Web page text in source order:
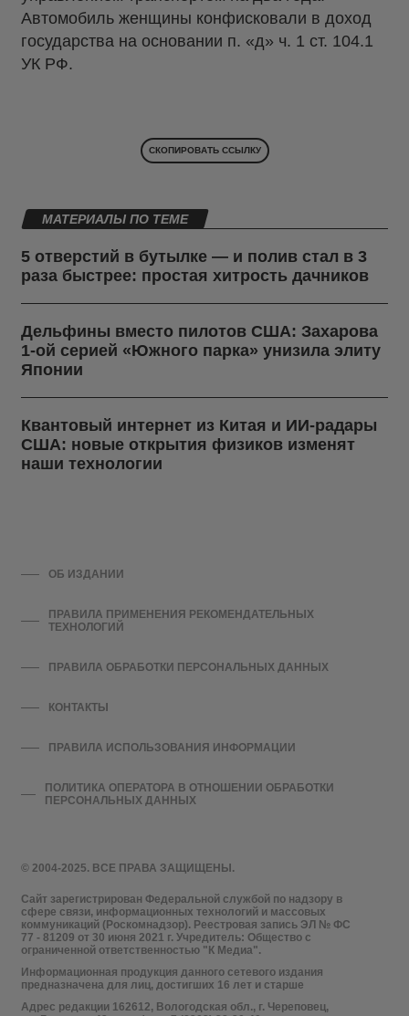
Автомобиль женщины конфисковали в доход
государства на основании п. «д» ч. 1 ст. 104.1
УК РФ.
СКОПИРОВАТЬ ССЫЛКУ
МАТЕРИАЛЫ ПО ТЕМЕ
5 отверстий в бутылке — и полив стал в 3
раза быстрее: простая хитрость дачников
Дельфины вместо пилотов США: Захарова
1-ой серией «Южного парка» унизила элиту
Японии
Квантовый интернет из Китая и ИИ-радары
США: новые открытия физиков изменят
наши технологии
© 2004-2025. ВСЕ ПРАВА ЗАЩИЩЕНЫ.
Сайт зарегистрирован Федеральной службой по надзору в
сфере связи, информационных технологий и массовых
коммуникаций (Роскомнадзор). Реестровая запись ЭЛ № ФС
77 - 81209 от 30 июня 2021 г. Учредитель: Общество с
ограниченной ответственностью "К Медиа".
Информационная продукция данного сетевого издания
предназначена для лиц, достигших 16 лет и старше
Адрес редакции 162612, Вологодская обл., г. Череповец,
ОБ ИЗДАНИИ
ПРАВИЛА ПРИМЕНЕНИЯ РЕКОМЕНДАТЕЛЬНЫХ
ТЕХНОЛОГИЙ
ПРАВИЛА ОБРАБОТКИ ПЕРСОНАЛЬНЫХ ДАННЫХ
КОНТАКТЫ
ПРАВИЛА ИСПОЛЬЗОВАНИЯ ИНФОРМАЦИИ
ПОЛИТИКА ОПЕРАТОРА В ОТНОШЕНИИ ОБРАБОТКИ
ПЕРСОНАЛЬНЫХ ДАННЫХ